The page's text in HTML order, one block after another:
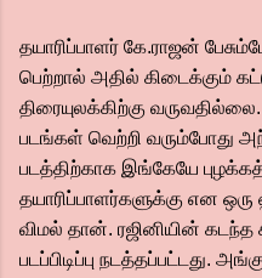
தயாரிப்பாளர் கே.ராஜன்
பெற்றால் அதில் கிடைக்கும்
திரையுலக்கிற்கு
படங்கள் வெற்றி வரும்போது
படத்திற்காக இங்கேயே
தயாரிப்பாளர்களுக்கு என
விமல் தான். ரஜினியின்
படப்பிடிப்பு நடத்தப்பட்டது.